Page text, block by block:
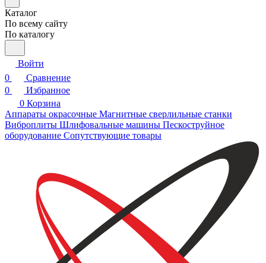
Каталог
По всему сайту
По каталогу
Войти
0
Сравнение
0
Избранное
0 Корзина
Аппараты окрасочные Магнитные сверлильные станки
Виброплиты Шлифовальные машины Пескоструйное
оборудование Сопутствующие товары